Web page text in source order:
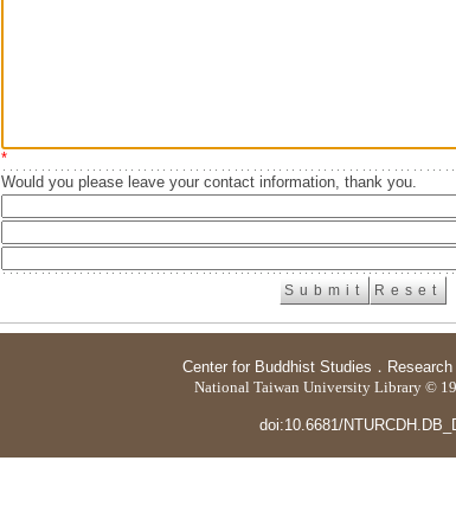
*
Would you please leave your contact information, thank you.
Center for Buddhist Studies ．
National Taiwan University Library ©
doi:10.6681/